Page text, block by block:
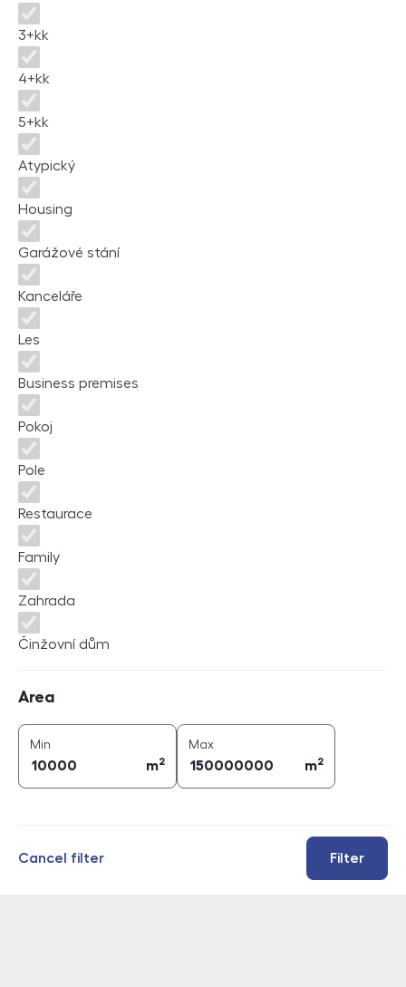
3+kk
4+kk
5+kk
Atypický
Housing
Garážové stání
Kanceláře
Les
Business premises
Pokoj
Pole
Restaurace
Family
Zahrada
Činžovní dům
Area
Min
m2
Maxarea (
m2
Filter
Cancel filter